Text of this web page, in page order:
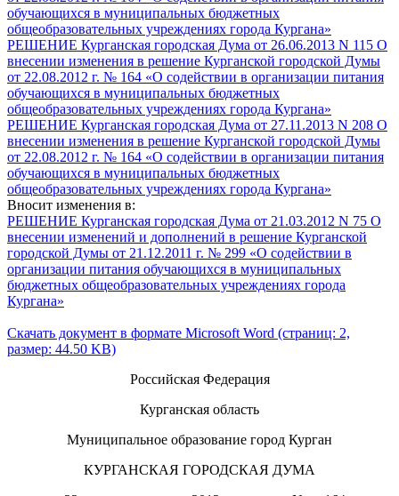
обучающихся в муниципальных бюджетных
общеобразовательных учреждениях города Кургана»
РЕШЕНИЕ Курганская городская Дума от 26.06.2013 N 115 О
внесении изменения в решение Курганской городской Думы
от 22.08.2012 г. № 164 «О содействии в организации питания
обучающихся в муниципальных бюджетных
общеобразовательных учреждениях города Кургана»
РЕШЕНИЕ Курганская городская Дума от 27.11.2013 N 208 О
внесении изменения в решение Курганской городской Думы
от 22.08.2012 г. № 164 «О содействии в организации питания
обучающихся в муниципальных бюджетных
общеобразовательных учреждениях города Кургана»
Вносит изменения в:
РЕШЕНИЕ Курганская городская Дума от 21.03.2012 N 75 О
внесении изменений и дополнений в решение Курганской
городской Думы от 21.12.2011 г. № 299 «О содействии в
организации питания обучающихся в муниципальных
бюджетных общеобразовательных учреждениях города
Кургана»
Скачать документ в формате Microsoft Word (страниц: 2,
размер: 44.50 KB)
Российская Федерация
Курганская область
Муниципальное образование город Курган
КУРГАНСКАЯ ГОРОДСКАЯ ДУМА